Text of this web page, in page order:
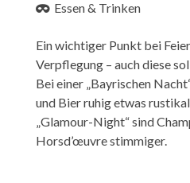
Essen & Trinken
Ein wichtiger Punkt bei
Verpflegung – auch diese
Bei einer „Bayrischen
und Bier ruhig etwas
„Glamour-Night“ sind
Horsd’œuvre stimmiger. ​